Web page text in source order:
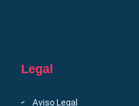
Legal
Aviso Legal